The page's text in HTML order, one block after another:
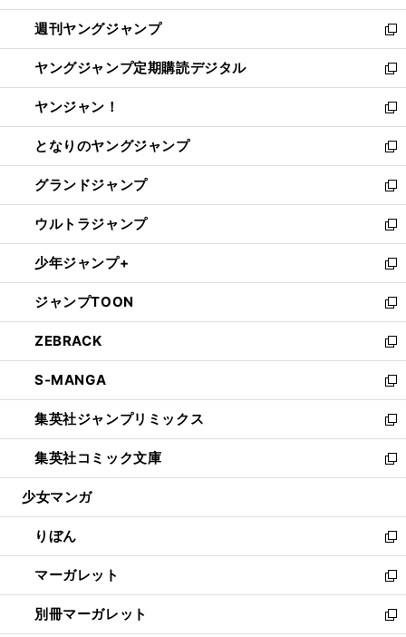
開
く
ウ
で
開
く
ン
ド
ウ
で
開
く
ウ
ィ
ン
ド
ウ
で
開
く
週刊ヤングジャンプ
新
し
い
ウ
ィ
ン
ド
ウ
で
開
く
ヤングジャンプ定期購読デジタル
新
し
い
ウ
ィ
ン
ド
ウ
で
開
く
ヤンジャン！
新
し
い
ウ
ィ
ン
ド
ウ
で
開
く
となりのヤングジャンプ
新
し
い
ウ
ィ
ン
ド
ウ
で
開
く
グランドジャンプ
新
し
い
ウ
ィ
ン
ド
ウ
で
開
く
ウルトラジャンプ
新
し
い
ウ
ィ
ン
ド
ウ
で
開
く
少年ジャンプ+
新
し
い
ウ
ィ
ン
ド
ウ
で
開
く
ジャンプTOON
新
し
い
ウ
ィ
ン
ド
ウ
で
開
ZEBRACK
新
し
い
ウ
ィ
ン
ド
ウ
開
く
S-MANGA
新
し
い
ウ
ィ
ン
ウ
で
開
く
集英社ジャンプリミックス
新
し
い
ウ
ン
ド
ウ
で
開
く
集英社コミック文庫
新
し
ウ
ィ
ン
ド
ウ
で
開
少女マンガ
りぼん
新
し
い
ウ
ィ
マーガレット
新
し
い
別冊マーガレット
新